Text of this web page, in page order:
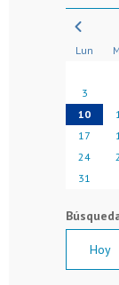
Lun
3
10
17
24
31
Hoy